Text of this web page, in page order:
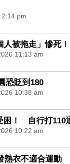
pm
人被拖走」慘死
11:13 am
恐貶到180
10:38 am
困！ 自行打110
10:22 am
熱衣不適合運動